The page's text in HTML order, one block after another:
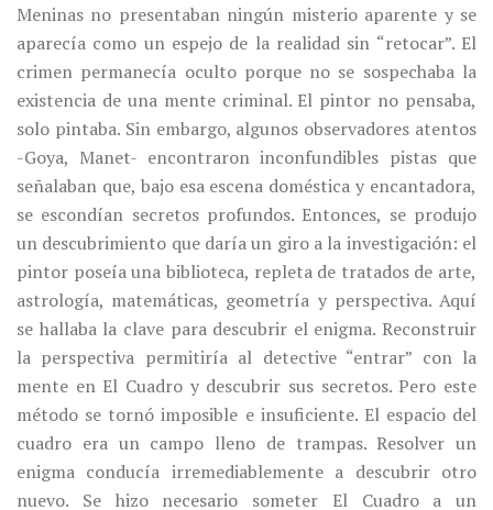
Meninas no presentaban ningún misterio aparente y se
aparecía como un espejo de la realidad sin “retocar”. El
crimen permanecía oculto porque no se sospechaba la
existencia de una mente criminal. El pintor no pensaba,
solo pintaba. Sin embargo, algunos observadores atentos
-Goya, Manet- encontraron inconfundibles pistas que
señalaban que, bajo esa escena doméstica y encantadora,
se escondían secretos profundos. Entonces, se produjo
un descubrimiento que daría un giro a la investigación: el
pintor poseía una biblioteca, repleta de tratados de arte,
astrología, matemáticas, geometría y perspectiva. Aquí
se hallaba la clave para descubrir el enigma. Reconstruir
la perspectiva permitiría al detective “entrar” con la
mente en El Cuadro y descubrir sus secretos. Pero este
método se tornó imposible e insuficiente. El espacio del
cuadro era un campo lleno de trampas. Resolver un
enigma conducía irremediablemente a descubrir otro
nuevo. Se hizo necesario someter El Cuadro a un